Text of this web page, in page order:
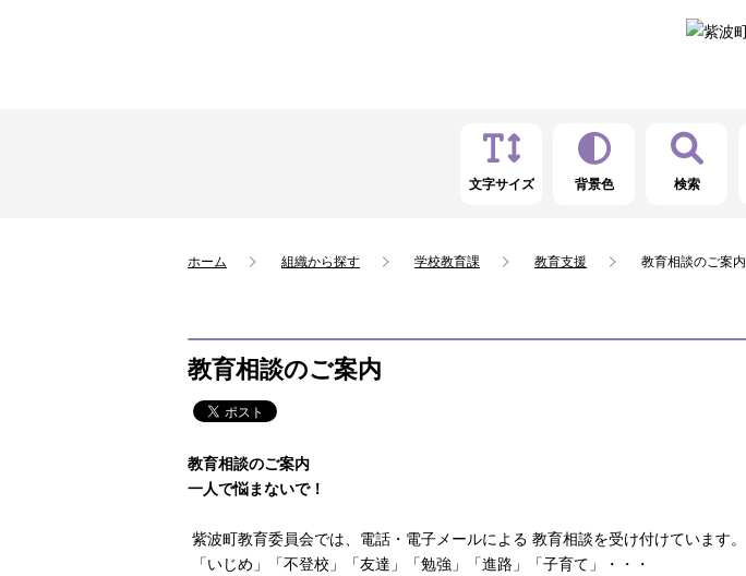
文字サイズ 背景色 検索
ホーム 組織から探す 学校教育課 教育支援 教育相談のご案内
教育相談のご案内
教育相談のご案内
一人で悩まないで！
紫波町教育委員会では、電話・電子メールによる 教育相談を受け付けています。
「いじめ」「不登校」「友達」「勉強」「進路」「子育て」・・・